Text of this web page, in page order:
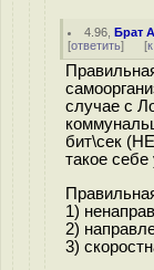
4.96 ,Брат
[ответить] [
случае с
бит\сек
такое себе
1)
2)
3)